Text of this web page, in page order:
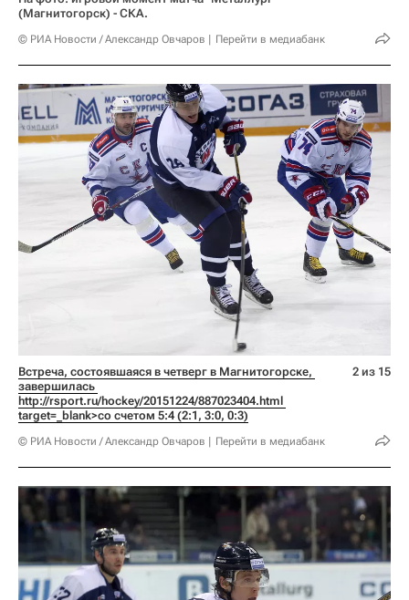
(Магнитогорск) - СКА.
© РИА Новости / Александр Овчаров Перейти в медиабанк
Встреча, состоявшаяся в четверг в Магнитогорске,
http://rsport.ru/hockey/20151224/887023404.html
target=_blank>со счетом 5:4 (2:1, 3:0, 0:3)
© РИА Новости / Александр Овчаров Перейти в медиабанк
2 из 15